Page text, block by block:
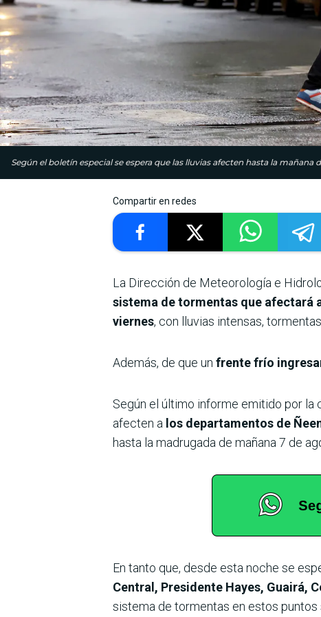
Según el boletín especial se espera que las lluvias afecten hasta la mañana
Compartir en redes
La Dirección de Meteorología e
sistema de tormentas que afectará
viernes, con lluvias intensas,
Además, de que un frente frío
Según el último informe emitido por la
afecten a los departamentos de
hasta la madrugada de mañana 7 de
En tanto que, desde esta noche se
Central, Presidente Hayes, Guairá,
sistema de tormentas en estos puntos